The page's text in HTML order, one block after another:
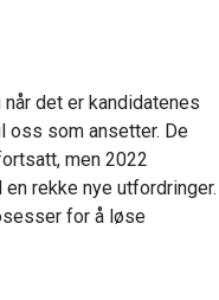
det er kandidatenes
oss som ansetter. De
men 2022
rekke nye utfordringer.
for å løse